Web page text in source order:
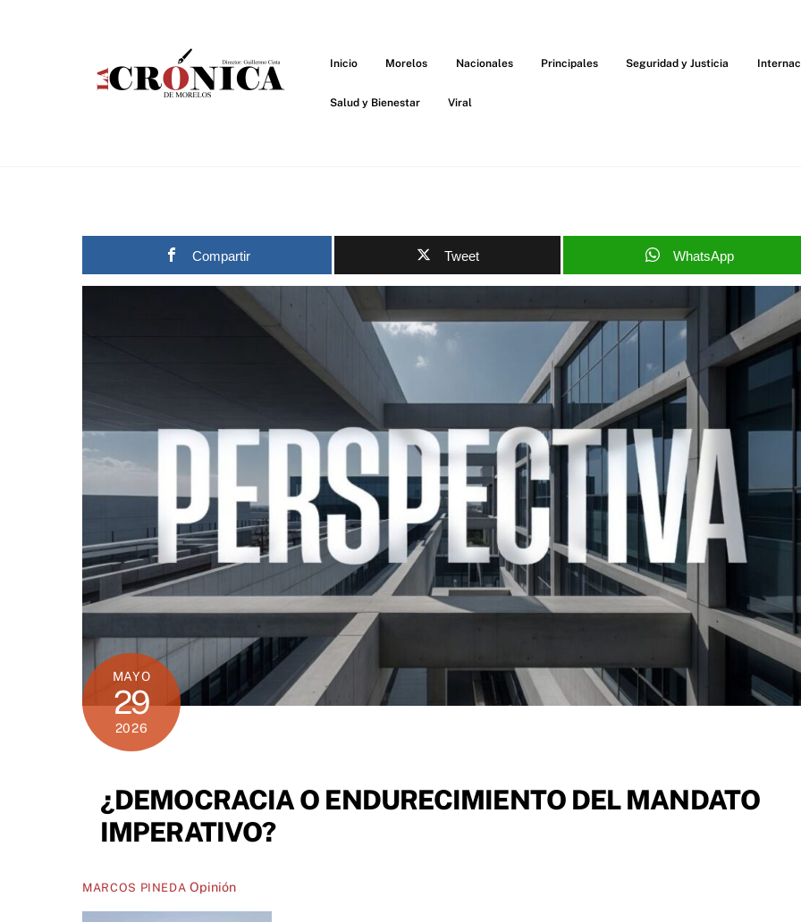
Inicio Morelos Nacionales Principales Seguridad y Justicia
Salud y Bienestar Viral
Compartir Tweet WhatsApp
MAYO
29
2026
¿DEMOCRACIA O ENDURECIMIENTO DEL MANDATO
IMPERATIVO?
MARCOS PINEDA Opinión